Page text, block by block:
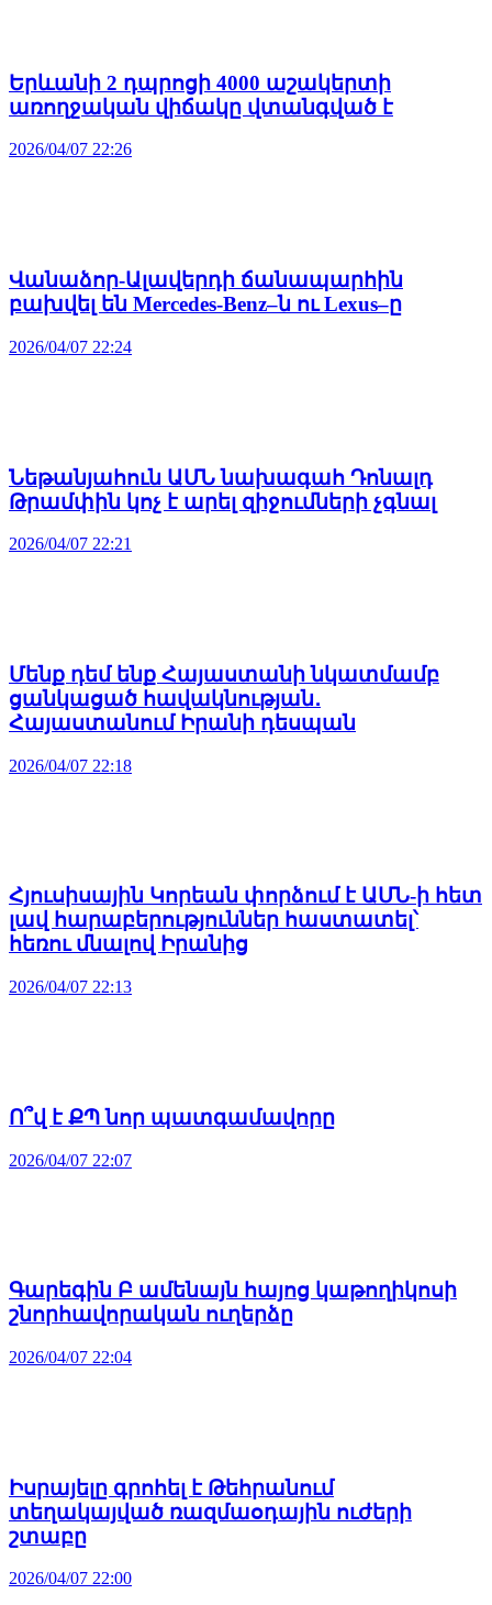
Երևանի 2 դպրոցի 4000 աշակերտի
առողջական վիճակը վտանգված է
2026/04/07 22:26
Վանաձոր-Ալավերդի ճանապարհին
բախվել են Mercedes-Benz–ն ու Lexus–ը
2026/04/07 22:24
Նեթանյահուն ԱՄՆ նախագահ Դոնալդ
Թրամփին կոչ է արել զիջումների չգնալ
2026/04/07 22:21
Մենք դեմ ենք Հայաստանի նկատմամբ
ցանկացած հավակնության․
Հայաստանում Իրանի դեսպան
2026/04/07 22:18
Հյուսիսային Կորեան փորձում է ԱՄՆ-ի հետ
լավ հարաբերություններ հաստատել՝
հեռու մնալով Իրանից
2026/04/07 22:13
Ո՞վ է ՔՊ նոր պատգամավորը
2026/04/07 22:07
Գարեգին Բ ամենայն հայոց կաթողիկոսի
շնորհավորական ուղերձը
2026/04/07 22:04
Իսրայելը գրոհել է Թեհրանում
տեղակայված ռազմաօդային ուժերի
շտաբը
2026/04/07 22:00